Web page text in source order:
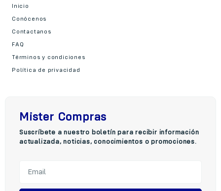
Inicio
Conócenos
Contactanos
FAQ
Términos y condiciones
Política de privacidad
Mister Compras
Suscríbete a nuestro boletín para recibir información
actualizada, noticias, conocimientos o promociones.